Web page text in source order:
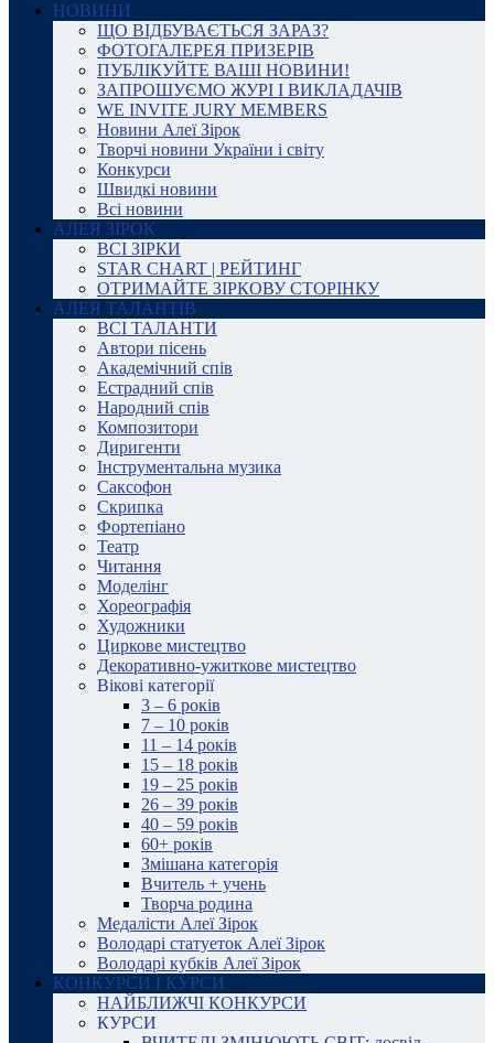
НОВИНИ
ЩО ВІДБУВАЄТЬСЯ ЗАРАЗ?
ФОТОГАЛЕРЕЯ ПРИЗЕРІВ
ПУБЛІКУЙТЕ ВАШІ НОВИНИ!
ЗАПРОШУЄМО ЖУРІ І ВИКЛАДАЧІВ
WE INVITE JURY MEMBERS
Новини Алеї Зірок
Творчі новини України і світу
Конкурси
Швидкі новини
Всі новини
АЛЕЯ ЗІРОК
ВСІ ЗІРКИ
STAR CHART | РЕЙТИНГ
ОТРИМАЙТЕ ЗІРКОВУ СТОРІНКУ
АЛЕЯ ТАЛАНТІВ
ВСІ ТАЛАНТИ
Автори пісень
Академічний спів
Естрадний спів
Народний спів
Композитори
Диригенти
Інструментальна музика
Саксофон
Скрипка
Фортепіано
Театр
Читання
Моделінг
Хореографія
Художники
Циркове мистецтво
Декоративно-ужиткове мистецтво
Вікові категорії
3 – 6 років
7 – 10 років
11 – 14 років
15 – 18 років
19 – 25 років
26 – 39 років
40 – 59 років
60+ років
Змішана категорія
Вчитель + учень
Творча родина
Медалісти Алеї Зірок
Володарі статуеток Алеї Зірок
Володарі кубків Алеї Зірок
КОНКУРСИ І КУРСИ
НАЙБЛИЖЧІ КОНКУРСИ
КУРСИ